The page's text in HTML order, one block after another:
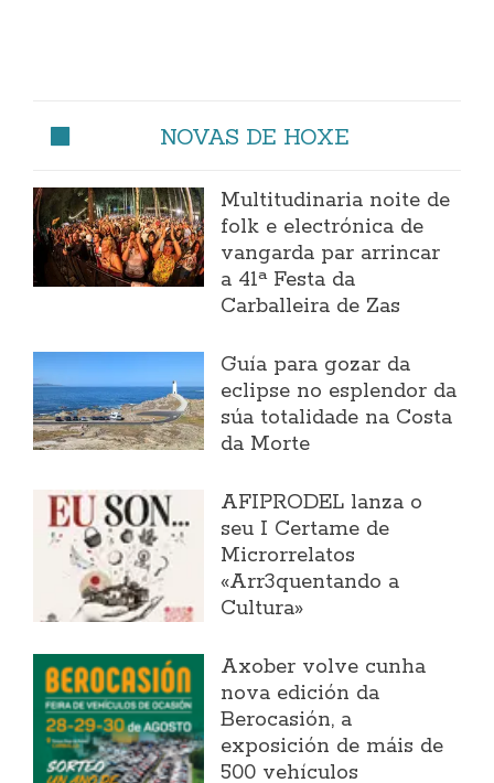
NOVAS DE HOXE
Multitudinaria noite de
folk e electrónica de
vangarda par arrincar
a 41ª Festa da
Carballeira de Zas
Guía para gozar da
eclipse no esplendor da
súa totalidade na Costa
da Morte
AFIPRODEL lanza o
seu I Certame de
Microrrelatos
«Arr3quentando a
Cultura»
Axober volve cunha
nova edición da
Berocasión, a
exposición de máis de
500 vehículos